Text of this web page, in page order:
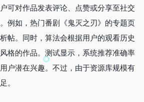
可对作品发表评论、点赞或分享至社交
例如，热门番剧《鬼灭之刃》的专题页
帖。同时，算法会根据用户的观看历史
格的作品。测试显示，系统推荐准确率
户潜在兴趣。不过，由于资源库规模有
。